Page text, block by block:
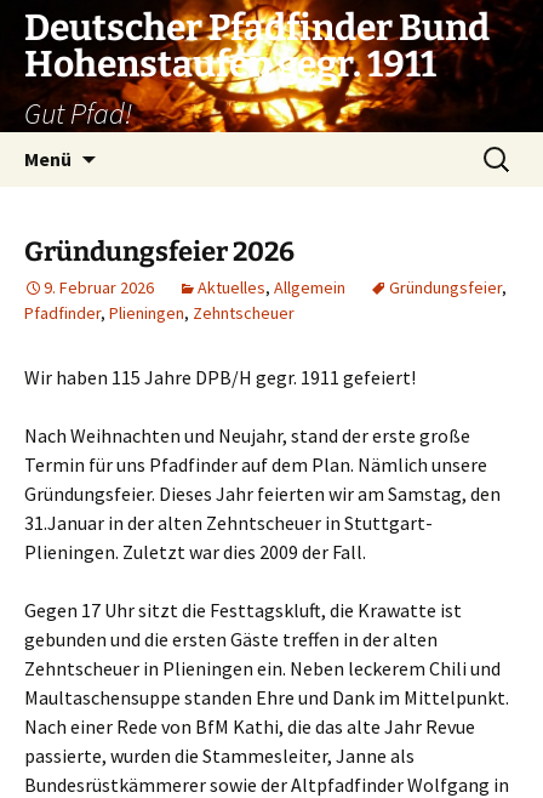
Zum
Inhalt
springen
Deutscher Pfadfinder Bund
Hohenstaufen gegr. 1911
Gut Pfad!
Menü
Suchen
nach:
Gründungsfeier 2026
9. Februar 2026 Aktuelles, Allgemein Gründungsfeier,
Pfadfinder, Plieningen, Zehntscheuer
Wir haben 115 Jahre DPB/H gegr. 1911 gefeiert!
Nach Weihnachten und Neujahr, stand der erste große
Termin für uns Pfadfinder auf dem Plan. Nämlich unsere
Gründungsfeier. Dieses Jahr feierten wir am Samstag, den
31.Januar in der alten Zehntscheuer in Stuttgart-
Plieningen. Zuletzt war dies 2009 der Fall.
Gegen 17 Uhr sitzt die Festtagskluft, die Krawatte ist
gebunden und die ersten Gäste treffen in der alten
Zehntscheuer in Plieningen ein. Neben leckerem Chili und
Maultaschensuppe standen Ehre und Dank im Mittelpunkt.
Nach einer Rede von BfM Kathi, die das alte Jahr Revue
passierte, wurden die Stammesleiter, Janne als
Bundesrüstkämmerer sowie der Altpfadfinder Wolfgang in